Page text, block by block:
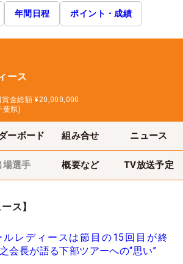
年間日程 ポイント・成績
ース
賞金総額 ¥20,000,000
葉県)
ーボード 組み合せ ニュース
場選手 概要など TV放送予定
ス】
ルレディースは節目の15回目が終
会長が語る下部ツアーへの“思い”